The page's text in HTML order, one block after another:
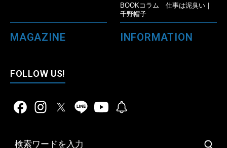
BOOKコラム 仕事は泥臭い｜
千野帽子
MAGAZINE INFORMATION
FOLLOW US!